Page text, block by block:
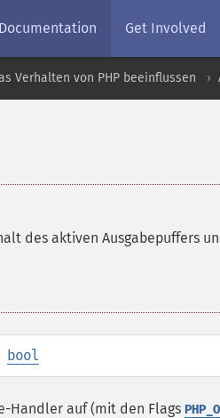
Documentation Get Involved
Verhalten von PHP beeinflussen
des aktiven Ausgabepuffers
bool
Handler auf (mit den Flags